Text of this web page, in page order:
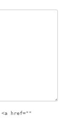
<a href=""